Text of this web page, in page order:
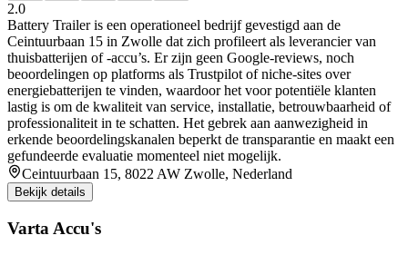
2.0
Battery Trailer is een operationeel bedrijf gevestigd aan de
Ceintuurbaan 15 in Zwolle dat zich profileert als leverancier van
thuisbatterijen of -accu’s. Er zijn geen Google-reviews, noch
beoordelingen op platforms als Trustpilot of niche-sites over
energiebatterijen te vinden, waardoor het voor potentiële klanten
lastig is om de kwaliteit van service, installatie, betrouwbaarheid of
professionaliteit in te schatten. Het gebrek aan aanwezigheid in
erkende beoordelingskanalen beperkt de transparantie en maakt een
gefundeerde evaluatie momenteel niet mogelijk.
Ceintuurbaan 15, 8022 AW Zwolle, Nederland
Bekijk details
Varta Accu's